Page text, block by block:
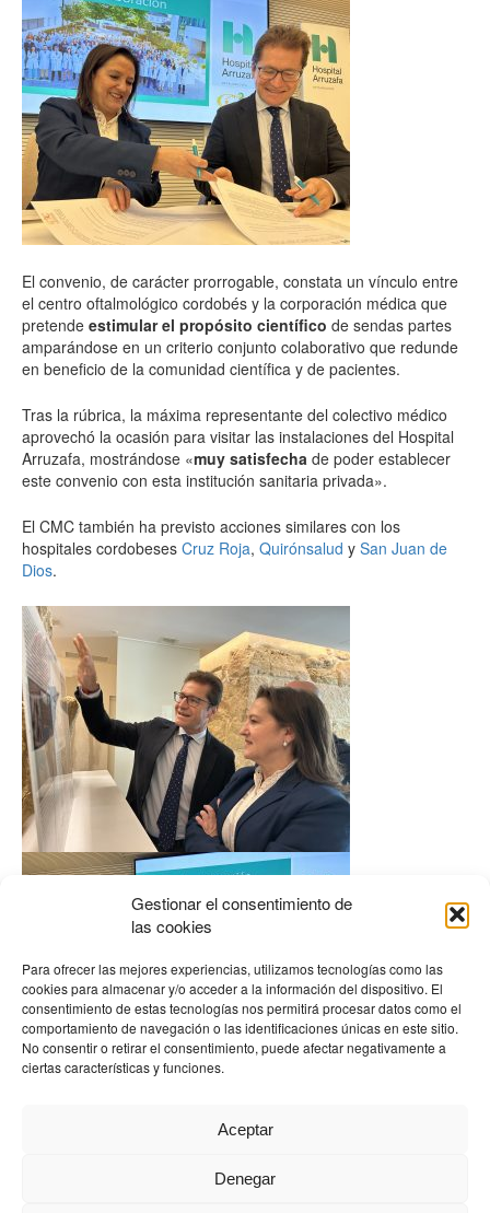
Gestionar el consentimiento de
las cookies
Para ofrecer las mejores experiencias, utilizamos tecnologías como las
cookies para almacenar y/o acceder a la información del dispositivo. El
consentimiento de estas tecnologías nos permitirá procesar datos como el
comportamiento de navegación o las identificaciones únicas en este sitio.
No consentir o retirar el consentimiento, puede afectar negativamente a
ciertas características y funciones.
Aceptar
Denegar
El convenio, de carácter prorrogable, constata un vínculo entre
el centro oftalmológico cordobés y la corporación médica que
pretende estimular el propósito científico de sendas partes
amparándose en un criterio conjunto colaborativo que redunde
en beneficio de la comunidad científica y de pacientes.
Tras la rúbrica, la máxima representante del colectivo médico
aprovechó la ocasión para visitar las instalaciones del Hospital
Arruzafa, mostrándose «muy satisfecha de poder establecer
este convenio con esta institución sanitaria privada».
El CMC también ha previsto acciones similares con los
hospitales cordobeses Cruz Roja, Quirónsalud y San Juan de
Dios.